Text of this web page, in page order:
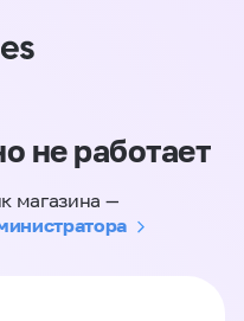
не работает
магазина —